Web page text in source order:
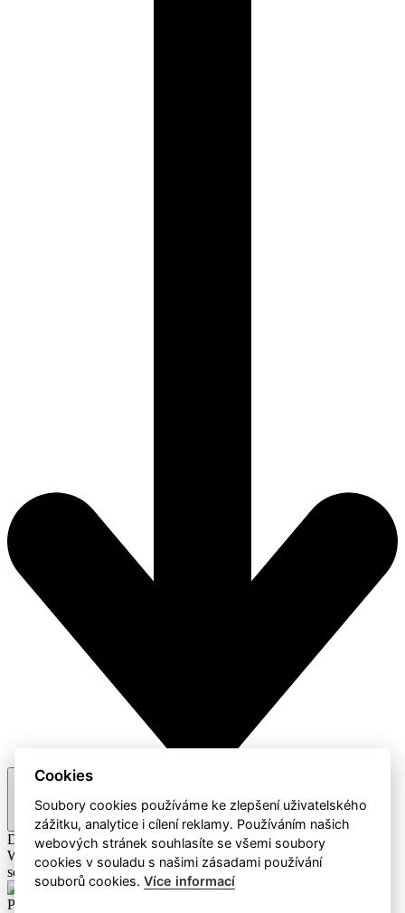
Doporučené
DoporučenéA-Z / Z-A Cena
Webaz
Profesionální dodavatel čisticích prostředků a hotelového
sortimentu
Produkty
Cookies
Soubory cookies používáme ke zlepšení uživatelského
zážitku, analytice i cílení reklamy. Používáním našich
webových stránek souhlasíte se všemi soubory
cookies v souladu s našimi zásadami používání
souborů cookies.Více informací